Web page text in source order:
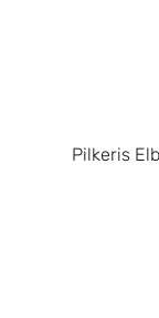
Pilkeris